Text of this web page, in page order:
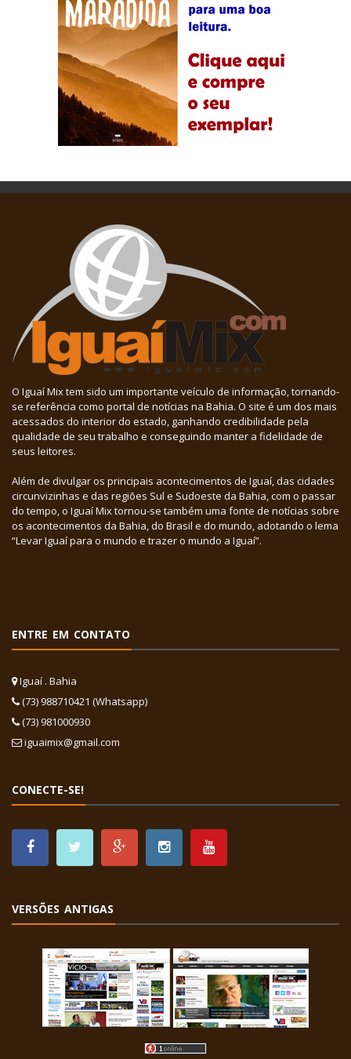
O Iguaí Mix tem sido um importante veículo de informação, tornando-
se referência como portal de notícias na Bahia. O site é um dos mais
acessados do interior do estado, ganhando credibilidade pela
qualidade de seu trabalho e conseguindo manter a fidelidade de
seus leitores.
Além de divulgar os principais acontecimentos de Iguaí, das cidades
circunvizinhas e das regiões Sul e Sudoeste da Bahia, com o passar
do tempo, o Iguaí Mix tornou-se também uma fonte de notícias sobre
os acontecimentos da Bahia, do Brasil e do mundo, adotando o lema
“Levar Iguaí para o mundo e trazer o mundo a Iguaí”.
ENTRE EM CONTATO
Iguaí . Bahia
(73) 988710421 (Whatsapp)
(73) 981000930
iguaimix@gmail.com
CONECTE-SE!
VERSÕES ANTIGAS